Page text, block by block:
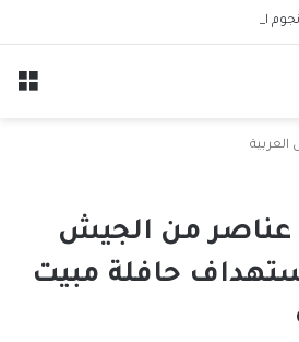
العربية
عناصر من الجيش
حافلة مبيت